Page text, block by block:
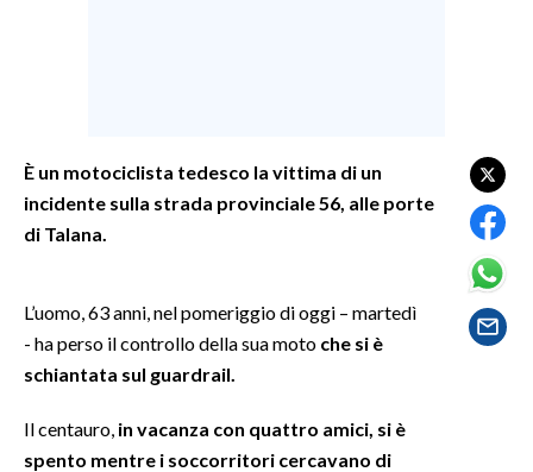
CULTURA
GOSSIP
SALUTE
SARDEGNA TURISMO
È un motociclista tedesco la vittima di un
incidente sulla strada provinciale 56, alle porte
di Talana.
L’uomo, 63 anni, nel pomeriggio di oggi – martedì
- ha perso il controllo della sua moto che si è
schiantata sul guardrail.
Il centauro, in vacanza con quattro amici, si è
spento mentre i soccorritori cercavano di